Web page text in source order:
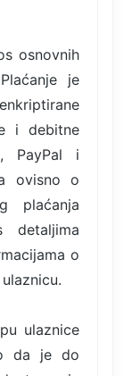
osnovnih
je
i debitne
PayPal i
ovisno o
plaćanja
o
ulaznice
da je do